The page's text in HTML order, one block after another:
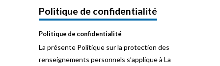
Politique de confidentialité
Politique de confidentialité
La présente Politique sur la protection des
renseignements personnels s’applique à La